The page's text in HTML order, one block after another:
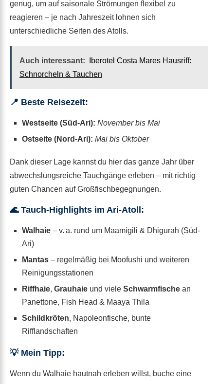
genug, um auf saisonale Strömungen flexibel zu
reagieren – je nach Jahreszeit lohnen sich
unterschiedliche Seiten des Atolls.
Auch interessant:
Iberotel Costa Mares Hausriff:
Schnorcheln & Tauchen
📍 Beste Reisezeit:
Westseite (Süd-Ari): November bis Mai
Ostseite (Nord-Ari): Mai bis Oktober
Dank dieser Lage kannst du hier das ganze Jahr über
abwechslungsreiche Tauchgänge erleben – mit richtig
guten Chancen auf Großfischbegegnungen.
🌊 Tauch-Highlights im Ari-Atoll:
Walhaie – v. a. rund um Maamigili & Dhigurah (Süd-
Ari)
Mantas – regelmäßig bei Moofushi und weiteren
Reinigungsstationen
Riffhaie, Grauhaie und viele Schwarmfische an
Panettone, Fish Head & Maaya Thila
Schildkröten, Napoleonfische, bunte
Rifflandschaften
💡 Mein Tipp:
Wenn du Walhaie hautnah erleben willst, buche eine